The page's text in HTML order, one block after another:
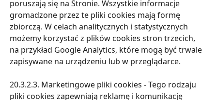
poruszają się na Stronie. Wszystkie informacje
gromadzone przez te pliki cookies mają formę
zbiorczą. W celach analitycznych i statystycznych
możemy korzystać z plików cookies stron trzecich,
na przykład Google Analytics, które mogą być trwale
zapisywane na urządzeniu lub w przeglądarce.
20.3.2.3. Marketingowe pliki cookies - Tego rodzaju
pliki cookies zapewniają reklamę i komunikację